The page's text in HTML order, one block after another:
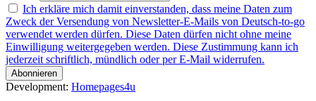
Ich erkläre mich damit einverstanden, dass meine Daten zum
Zweck der Versendung von Newsletter-E-Mails von Deutsch-to-go
verwendet werden dürfen. Diese Daten dürfen nicht ohne meine
Einwilligung weitergegeben werden. Diese Zustimmung kann ich
jederzeit schriftlich, mündlich oder per E-Mail widerrufen.
Development: Homepages4u